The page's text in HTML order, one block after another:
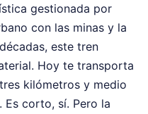
gestionada por
con las minas y la
este tren
Hoy te transporta
kilómetros y medio
Es corto, sí. Pero la